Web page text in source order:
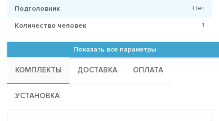
Подголовник Нет
Количество человек 1
Показать все параметры
КОМПЛЕКТЫ ДОСТАВКА ОПЛАТА
УСТАНОВКА